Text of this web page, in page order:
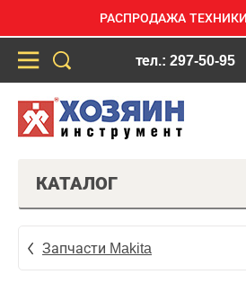
РАСПРОДАЖА ТЕХНИКИ
тел.: 297-50-95
КАТАЛОГ
Запчасти Makita